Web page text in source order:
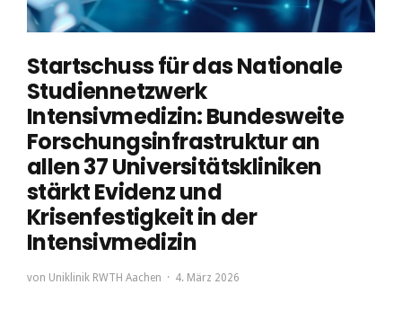
Startschuss für das Nationale
Studiennetzwerk
Intensivmedizin: Bundesweite
Forschungsinfrastruktur an
allen 37 Universitätskliniken
stärkt Evidenz und
Krisenfestigkeit in der
Intensivmedizin
von Uniklinik RWTH Aachen 4. März 2026